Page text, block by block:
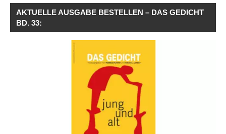
AKTUELLE AUSGABE BESTELLEN – DAS GEDICHT
BD. 33: